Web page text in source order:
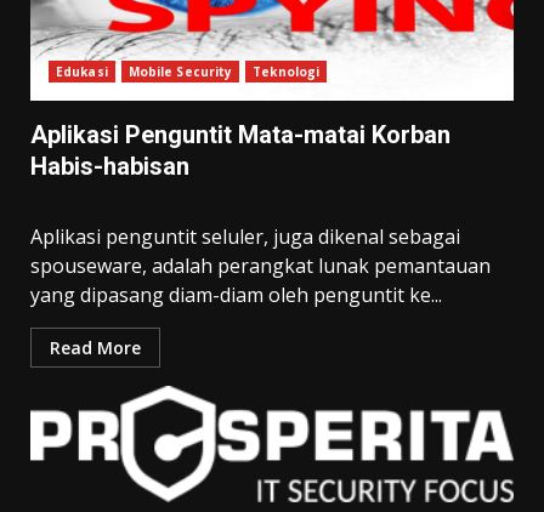
Edukasi Mobile Security Teknologi
Aplikasi Penguntit Mata-matai Korban
Habis-habisan
Aplikasi penguntit seluler, juga dikenal sebagai
spouseware, adalah perangkat lunak pemantauan
yang dipasang diam-diam oleh penguntit ke...
Read More